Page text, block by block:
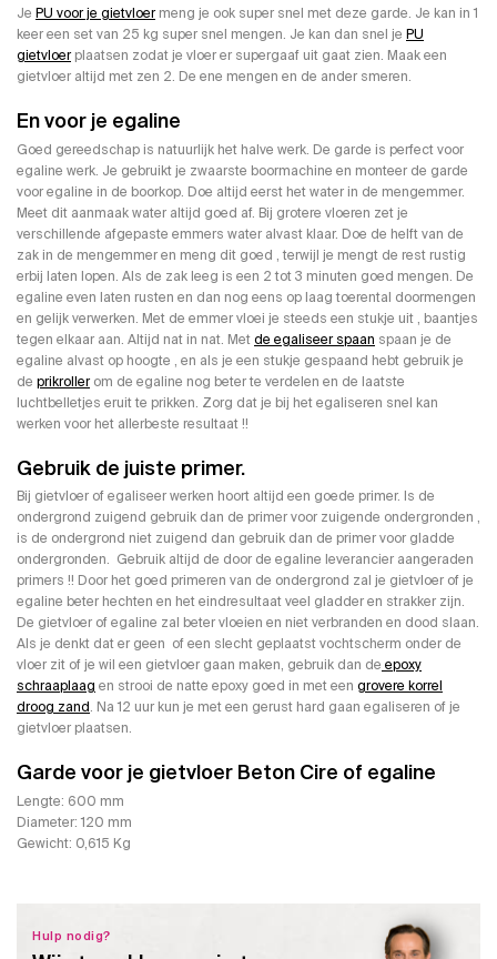
Je PU voor je gietvloermeng je ook super snel met deze garde. Je kan in 1
keer een set van 25 kg super snel mengen. Je kan dan snel je PU
gietvloerplaatsen zodat je vloer er supergaaf uit gaat zien. Maak een
gietvloer altijd met zen 2. De ene mengen en de ander smeren.
En voor je egaline
Goed gereedschap is natuurlijk het halve werk. De garde is perfect voor
egaline werk. Je gebruikt je zwaarste boormachine en monteer de garde
voor egaline in de boorkop. Doe altijd eerst het water in de mengemmer.
Meet dit aanmaak water altijd goed af. Bij grotere vloeren zet je
verschillende afgepaste emmers water alvast klaar. Doe de helft van de
zak in de mengemmer en meng dit goed , terwijl je mengt de rest rustig
erbij laten lopen. Als de zak leeg is een 2 tot 3 minuten goed mengen. De
egaline even laten rusten en dan nog eens op laag toerental doormengen
en gelijk verwerken. Met de emmer vloei je steeds een stukje uit , baantjes
tegen elkaar aan. Altijd nat in nat. Metde egaliseer spaan spaan je de
egaline alvast op hoogte , en als je een stukje gespaand hebt gebruik je
de prikrollerom de egaline nog beter te verdelen en de laatste
luchtbelletjes eruit te prikken. Zorg dat je bij het egaliseren snel kan
werken voor het allerbeste resultaat !!
Gebruik de juiste primer.
Bij gietvloer of egaliseer werken hoort altijd een goede primer. Is de
ondergrond zuigend gebruik dan de primer voor zuigende ondergronden ,
is de ondergrond niet zuigend dan gebruik dan de primer voor gladde
ondergronden. Gebruik altijd de door de egaline leverancier aangeraden
primers !! Door het goed primeren van de ondergrond zal je gietvloer of je
egaline beter hechten en het eindresultaat veel gladder en strakker zijn.
De gietvloer of egaline zal beter vloeien en niet verbranden en dood slaan.
Als je denkt dat er geen of een slecht geplaatst vochtscherm onder de
vloer zit of je wil een gietvloer gaan maken, gebruik dan de epoxy
schraaplaag en strooi de natte epoxy goed in met een grovere korrel
droog zand. Na 12 uur kun je met een gerust hard gaan egaliseren of je
gietvloer plaatsen.
Garde voor je gietvloer Beton Cire of egaline
Lengte: 600 mm
Diameter: 120 mm
Gewicht: 0,615 Kg
Hulp nodig?